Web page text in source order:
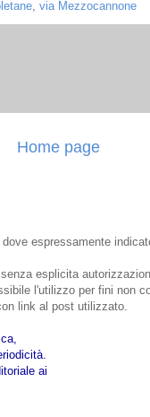
, via Mezzocannone
Home page
espressamente
esplicita
l'utilizzo per fini non
link al post utilizzato.
ai